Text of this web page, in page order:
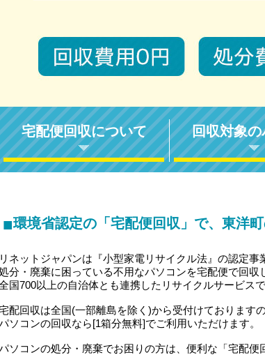
宅配便回収について 回収対象
■環境省認定の「宅配便回収」で、東洋
リネットジャパンは『小型家電リサイクル法』の認定事
分・廃棄に困っている不用なパソコンを宅配便で回収
国700以上の自治体とも連携したリサイクルサービスで
配回収は全国(一部離島を除く)から受付けております
ソコンの回収なら[1箱分無料]でご利用いただけます。
ソコンの処分・廃棄でお困りの方は、便利な「宅配便